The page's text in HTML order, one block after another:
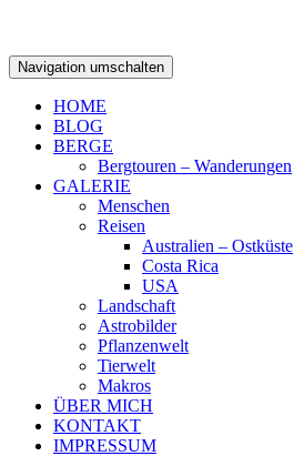
Navigation umschalten
HOME
BLOG
BERGE
Bergtouren – Wanderungen
GALERIE
Menschen
Reisen
Australien – Ostküste
Costa Rica
USA
Landschaft
Astrobilder
Pflanzenwelt
Tierwelt
Makros
ÜBER MICH
KONTAKT
IMPRESSUM